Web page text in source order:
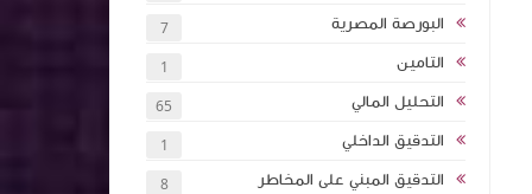
البورصة المصرية 7
التامين 1
التحليل المالي 65
التدقيق الداخلي 1
التدقيق المبني على المخاطر 8